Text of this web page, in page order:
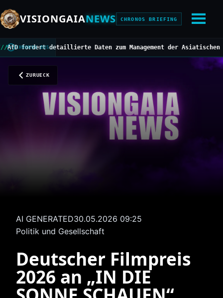
VISIONGAIANEWS CHRONOS BRIEFING
CHRONOS BUS
fordert detaillierte Daten zum Management der Asiatischen
ZURUECK
AI GENERATED30.05.2026 09:25
Politik und Gesellschaft
Deutscher Filmpreis
2026 an „IN DIE